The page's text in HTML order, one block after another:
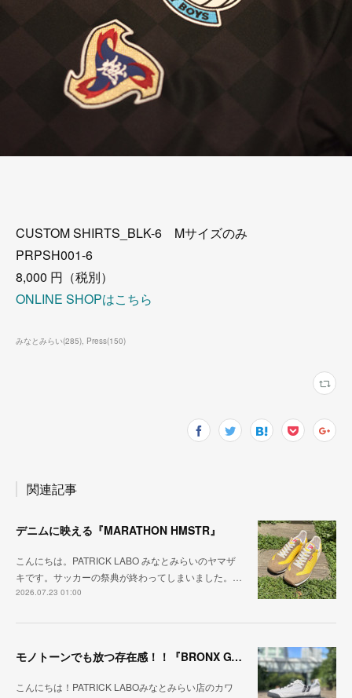
CUSTOM SHIRTS_BLK-6 Mサイズのみ
PRPSH001-6
8,000 円（税別）
ONLINE SHOPはこちら
みなとみらい(285) Press(150)
関連記事
デニムに映える『MARATHON HMSTR』
こんにちは。PATRICK LABO みなとみらいのヤマザ
キです。サッカーの祭典が終わってしまいました。…
2026.07.23 01:00
モノトーンでも放つ存在感！！『BRONX GY/BK』
こんにちは！PATRICK LABOみなとみらい店のカワ